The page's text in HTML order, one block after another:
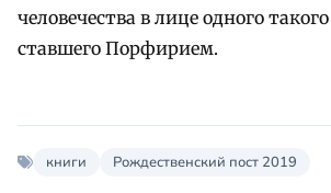
человечества в лице одного
ставшего Порфирием.
книги Рождественский пост 2019